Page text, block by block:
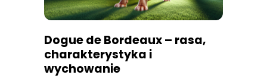
Dogue de Bordeaux – rasa,
charakterystyka i
wychowanie